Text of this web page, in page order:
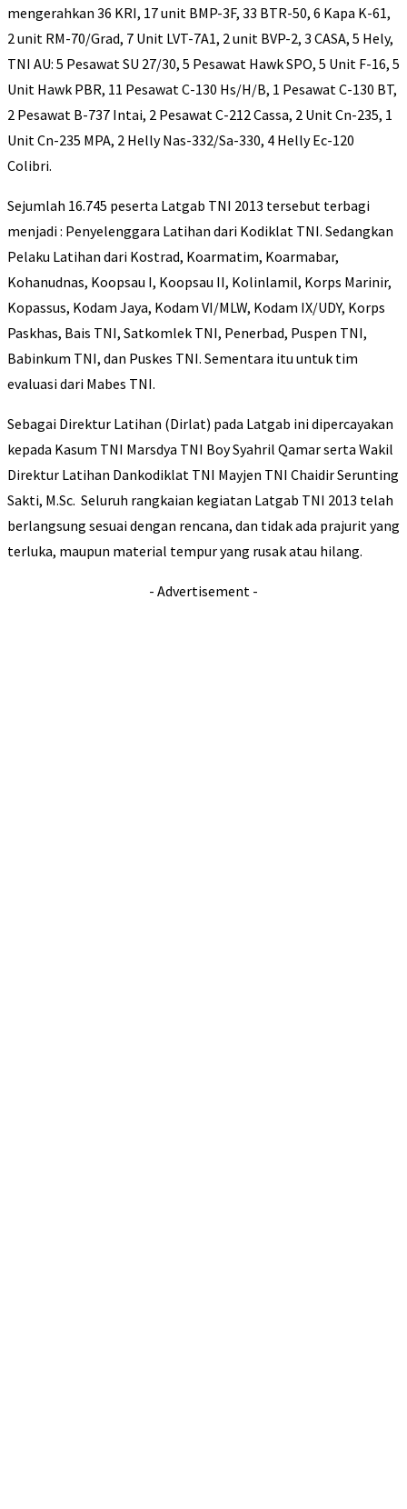
mengerahkan 36 KRI, 17 unit BMP-3F, 33 BTR-50, 6 Kapa K-61,
2 unit RM-70/Grad, 7 Unit LVT-7A1, 2 unit BVP-2, 3 CASA, 5 Hely,
TNI AU: 5 Pesawat SU 27/30, 5 Pesawat Hawk SPO, 5 Unit F-16, 5
Unit Hawk PBR, 11 Pesawat C-130 Hs/H/B, 1 Pesawat C-130 BT,
2 Pesawat B-737 Intai, 2 Pesawat C-212 Cassa, 2 Unit Cn-235, 1
Unit Cn-235 MPA, 2 Helly Nas-332/Sa-330, 4 Helly Ec-120
Colibri.
Sejumlah 16.745 peserta Latgab TNI 2013 tersebut terbagi
menjadi : Penyelenggara Latihan dari Kodiklat TNI. Sedangkan
Pelaku Latihan dari Kostrad, Koarmatim, Koarmabar,
Kohanudnas, Koopsau I, Koopsau II, Kolinlamil, Korps Marinir,
Kopassus, Kodam Jaya, Kodam VI/MLW, Kodam IX/UDY, Korps
Paskhas, Bais TNI, Satkomlek TNI, Penerbad, Puspen TNI,
Babinkum TNI, dan Puskes TNI. Sementara itu untuk tim
evaluasi dari Mabes TNI.
Sebagai Direktur Latihan (Dirlat) pada Latgab ini dipercayakan
kepada Kasum TNI Marsdya TNI Boy Syahril Qamar serta Wakil
Direktur Latihan Dankodiklat TNI Mayjen TNI Chaidir Serunting
Sakti, M.Sc. Seluruh rangkaian kegiatan Latgab TNI 2013 telah
berlangsung sesuai dengan rencana, dan tidak ada prajurit yang
terluka, maupun material tempur yang rusak atau hilang.
- Advertisement -